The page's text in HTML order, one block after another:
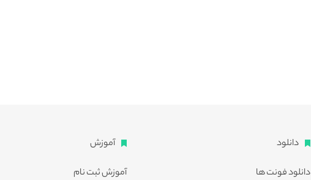
دانلود
دانلود فونت ها
آموزش
آموزش ثبت نام